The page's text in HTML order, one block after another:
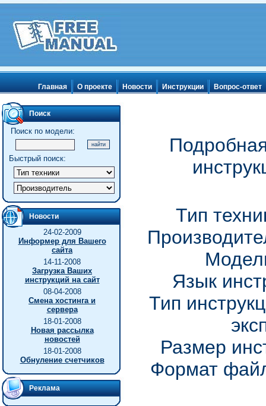
Главная О проекте Новости Инструкции Вопрос-ответ
Поиск
Поиск по модели:
Быстрый поиск:
Новости
24-02-2009
Информер для Вашего
сайта
14-11-2008
Загрузка Ваших
инструкций на сайт
08-04-2008
Смена хостинга и
сервера
18-01-2008
Новая рассылка
новостей
18-01-2008
Обнуление счетчиков
Реклама
Тип
Язык
Тип
Размер
Формат